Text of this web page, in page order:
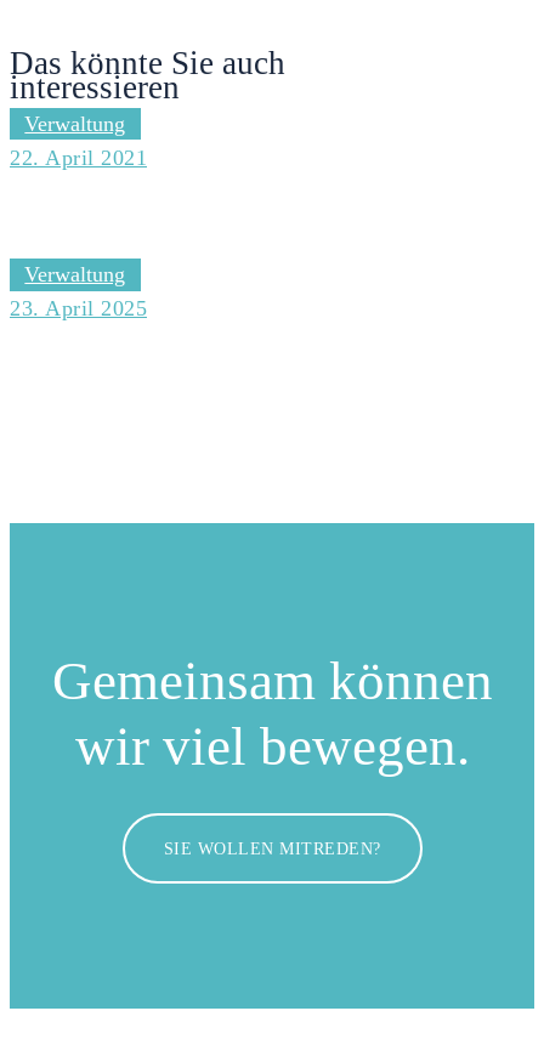
Das könnte Sie auch
interessieren
Verwaltung
22. April 2021
Verwaltung
23. April 2025
Gemeinsam können
wir viel bewegen.
SIE WOLLEN MITREDEN?